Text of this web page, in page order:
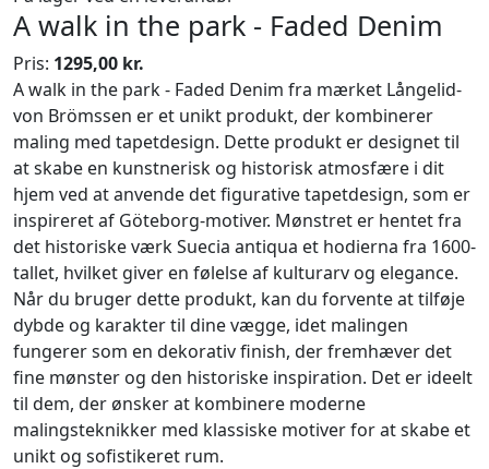
A walk in the park - Faded Denim
Pris: 1295,00 kr.
A walk in the park - Faded Denim fra mærket Långelid-
von Brömssen er et unikt produkt, der kombinerer
maling med tapetdesign. Dette produkt er designet til
at skabe en kunstnerisk og historisk atmosfære i dit
hjem ved at anvende det figurative tapetdesign, som er
inspireret af Göteborg-motiver. Mønstret er hentet fra
det historiske værk Suecia antiqua et hodierna fra 1600-
tallet, hvilket giver en følelse af kulturarv og elegance.
Når du bruger dette produkt, kan du forvente at tilføje
dybde og karakter til dine vægge, idet malingen
fungerer som en dekorativ finish, der fremhæver det
fine mønster og den historiske inspiration. Det er ideelt
til dem, der ønsker at kombinere moderne
malingsteknikker med klassiske motiver for at skabe et
unikt og sofistikeret rum.